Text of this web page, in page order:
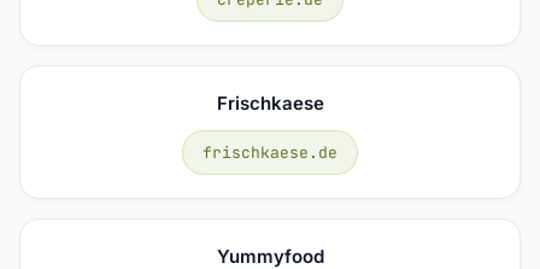
Frischkaese
frischkaese.de
Yummyfood